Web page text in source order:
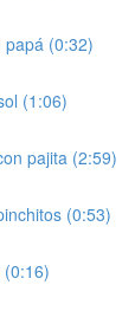
papá (0:32)
(1:06)
pajita (2:59)
(0:53)
(0:16)